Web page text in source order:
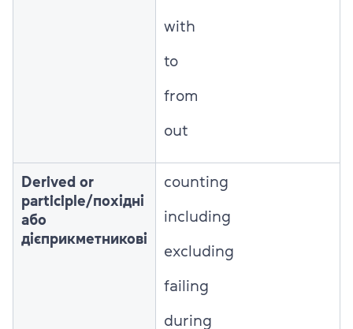
with
to
from
out
Derived or
participle/похідні
або
дієприкметникові
counting
including
excluding
failing
during